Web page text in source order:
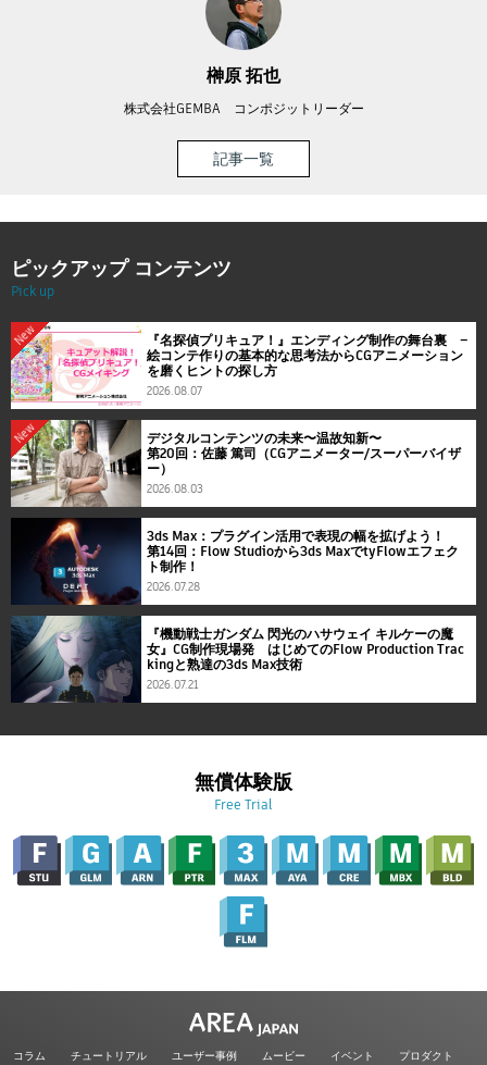
榊原 拓也
株式会社GEMBA コンポジットリーダー
記事一覧
ピックアップ コンテンツ
Pick up
New
『名探偵プリキュア！』エンディング制作の舞台裏 ―
絵コンテ作りの基本的な思考法からCGアニメーション
を磨くヒントの探し方
2026.08.07
New
デジタルコンテンツの未来〜温故知新〜
第20回：佐藤 篤司（CGアニメーター/スーパーバイザ
ー）
2026.08.03
3ds Max：プラグイン活用で表現の幅を拡げよう！
第14回：Flow Studioから3ds MaxでtyFlowエフェク
ト制作！
2026.07.28
『機動戦士ガンダム 閃光のハサウェイ キルケーの魔
女』CG制作現場発 はじめてのFlow Production Trac
kingと熟達の3ds Max技術
2026.07.21
無償体験版
Free Trial
コラム チュートリアル ユーザー事例 ムービー イベント プロダクト